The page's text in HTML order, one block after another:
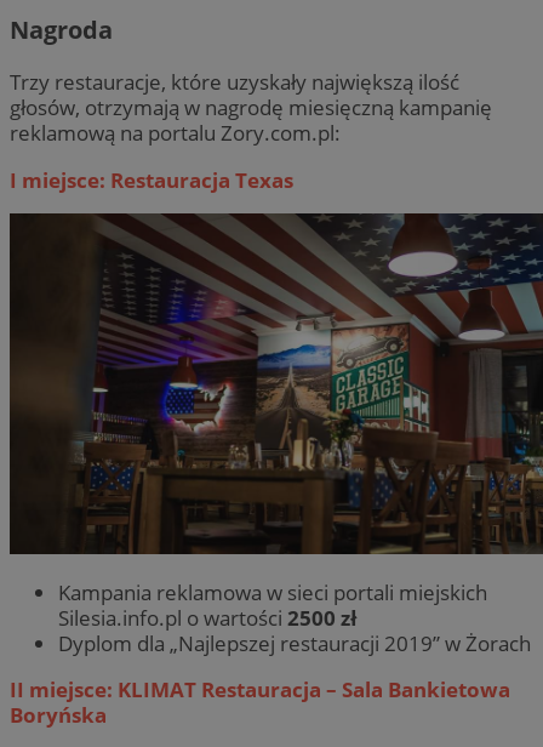
Nagroda
Trzy restauracje, które uzyskały największą ilość
głosów, otrzymają w nagrodę miesięczną kampanię
reklamową na portalu Zory.com.pl:
I miejsce: Restauracja Texas
Kampania reklamowa w sieci portali miejskich
Silesia.info.pl o wartości 2500 zł
Dyplom dla „Najlepszej restauracji 2019” w Żorach
II miejsce: KLIMAT Restauracja – Sala Bankietowa
Boryńska